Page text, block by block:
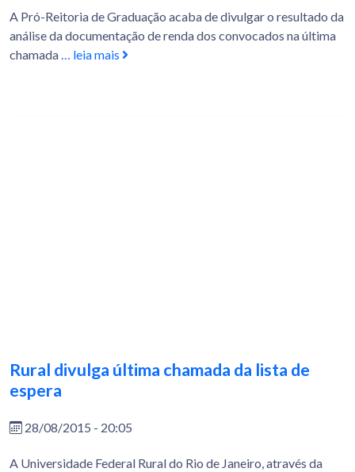
A Pró-Reitoria de Graduação acaba de divulgar o resultado da
análise da documentação de renda dos convocados na última
chamada
… leia mais
Rural divulga última chamada da lista de
espera
28/08/2015 - 20:05
A Universidade Federal Rural do Rio de Janeiro, através da